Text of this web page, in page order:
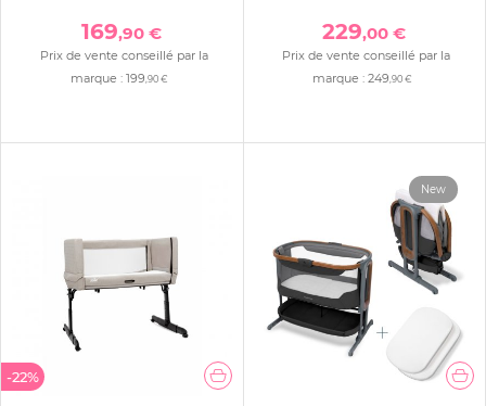
169,90 €
Prix de vente conseillé par la
marque :199,90 €
229,00 €
Prix de vente conseillé par la
marque : 249,90 €
-22%
New